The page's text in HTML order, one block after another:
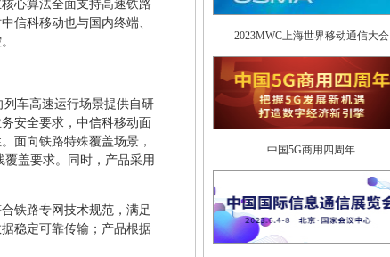
心算法全面支持高速铁路
信科移动也与国内终端、
车高速运行场景提供自研
安全要求，中信科移动面
面向铁路特殊覆盖场景，
盖要求。同时，产品采用
铁路专网技术规范，满足
稳定可靠传输；产品根据
2023MWC上海世界移动通信大会
中国5G商用四周年